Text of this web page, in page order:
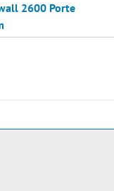
2600 Porte